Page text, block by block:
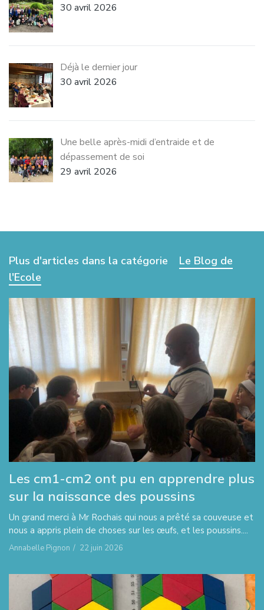
30 avril 2026
Déjà le dernier jour
30 avril 2026
Une belle après-midi d’entraide et de
dépassement de soi
29 avril 2026
Plus d'articles dans la catégorie
Le Blog de
l'Ecole
Les cm1-cm2 ont pu en apprendre plus
sur la naissance des poussins
Un grand merci à Mr Rochais qui nous a prêté sa couveuse et
nous a appris plein de choses sur les œufs, et les poussins....
Annabelle Pignon / 22 juin 2026